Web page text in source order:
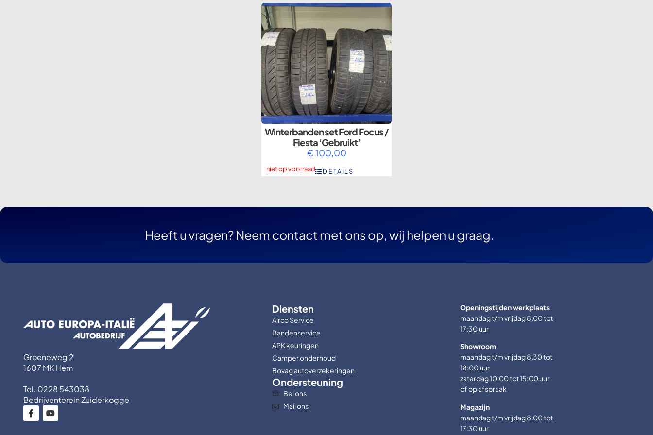
Winterbanden set Ford Focus /
Fiesta ‘Gebruikt’
€100,00
niet op voorraad DETAILS
Heeft u vragen? Neem contact met ons op, wij helpen u graag.
Groeneweg 2
1607 MK Hem
Tel. 0228 543038
Bedrijventerein Zuiderkogge
Diensten
Airco Service
Bandenservice
APK keuringen
Camper onderhoud
Bovag autoverzekeringen
Ondersteuning
Bel ons
Mail ons
Openingstijden werkplaats
maandag t/m vrijdag 8.00 tot
17:30 uur
Showroom
maandag t/m vrijdag 8.30 tot
18:00 uur
zaterdag 10:00 tot 15:00 uur
of op afspraak
Magazijn
maandag t/m vrijdag 8.00 tot
17:30 uur